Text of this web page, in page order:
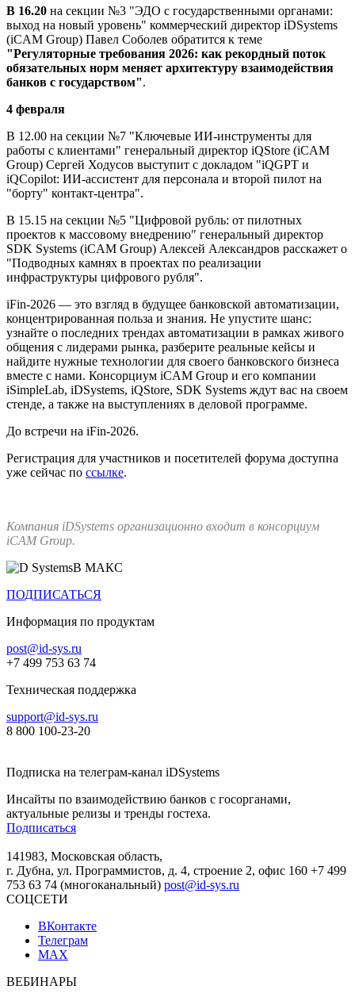
В 16.20 на секции №3 "ЭДО с государственными органами:
выход на новый уровень" коммерческий директор iDSystems
(iCAM Group) Павел Соболев обратится к теме
"Регуляторные требования 2026: как рекордный поток
обязательных норм меняет архитектуру взаимодействия
банков с государством".
4 февраля
В 12.00 на секции №7 "Ключевые ИИ-инструменты для
работы с клиентами" генеральный директор iQStore (iCAM
Group) Сергей Ходусов выступит с докладом "iQGPT и
iQCopilot: ИИ-ассистент для персонала и второй пилот на
"борту" контакт-центра".
В 15.15 на секции №5 "Цифровой рубль: от пилотных
проектов к массовому внедрению" генеральный директор
SDK Systems (iCAM Group) Алексей Александров расскажет о
"Подводных камнях в проектах по реализации
инфраструктуры цифрового рубля".
iFin-2026 — это взгляд в будущее банковской автоматизации,
концентрированная польза и знания. Не упустите шанс:
узнайте о последних трендах автоматизации в рамках живого
общения с лидерами рынка, разберите реальные кейсы и
найдите нужные технологии для своего банковского бизнеса
вместе с нами. Консорциум iCAM Group и его компании
iSimpleLab, iDSystems, iQStore, SDK Systems ждут вас на своем
стенде, а также на выступлениях в деловой программе.
До встречи на iFin-2026.
Регистрация для участников и посетителей форума доступна
уже сейчас по ссылке.
Компания iDSystems организационно входит в консорциум
iCAM Group.
В МАКС
ПОДПИСАТЬСЯ
Информация по продуктам
post@id-sys.ru
+7 499 753 63 74
Техническая поддержка
support@id-sys.ru
8 800 100-23-20
Подписка на телеграм-канал iDSystems
Инсайты по взаимодействию банков с госорганами,
актуальные релизы и тренды гостеха.
Подписаться
141983, Московская область,
г. Дубна, ул. Программистов, д. 4, строение 2, офис 160 +7 499
753 63 74 (многоканальный) post@id-sys.ru
СОЦСЕТИ
ВКонтакте
Телеграм
MAX
ВЕБИНАРЫ